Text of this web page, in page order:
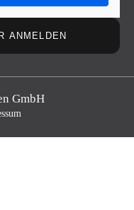
ANMELDEN
GmbH